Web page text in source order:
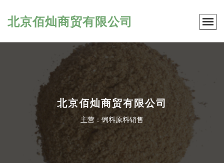
北京佰灿商贸有限公司
北京佰灿商贸有限公司
主营：饲料原料销售